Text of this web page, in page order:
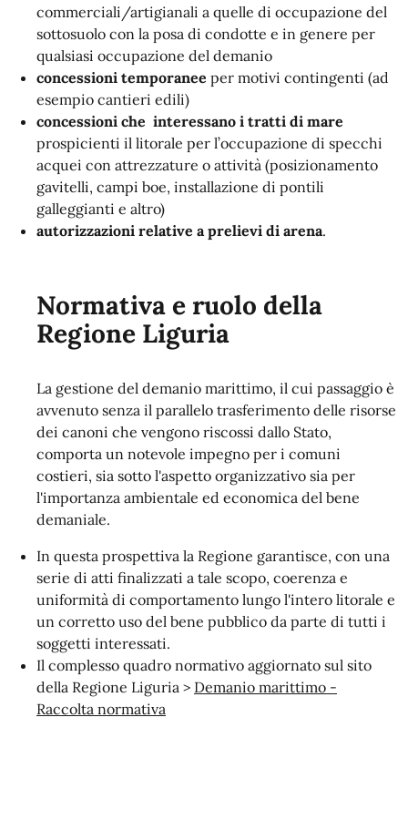
commerciali/artigianali a quelle di occupazione del
sottosuolo con la posa di condotte e in genere per
qualsiasi occupazione del demanio
concessioni temporanee per motivi contingenti (ad
esempio cantieri edili)
concessioni che interessano i tratti di mare
prospicienti il litorale per l’occupazione di specchi
acquei con attrezzature o attività (posizionamento
gavitelli, campi boe, installazione di pontili
galleggianti e altro)
autorizzazioni relative a prelievi di arena.
Normativa e ruolo della
Regione Liguria
La gestione del demanio marittimo, il cui passaggio è
avvenuto senza il parallelo trasferimento delle risorse
dei canoni che vengono riscossi dallo Stato,
comporta un notevole impegno per i comuni
costieri, sia sotto l'aspetto organizzativo sia per
l'importanza ambientale ed economica del bene
demaniale.
In questa prospettiva la Regione garantisce, con una
serie di atti finalizzati a tale scopo, coerenza e
uniformità di comportamento lungo l'intero litorale e
un corretto uso del bene pubblico da parte di tutti i
soggetti interessati.
Il complesso quadro normativo aggiornato sul sito
della Regione Liguria > Demanio marittimo -
Raccolta normativa